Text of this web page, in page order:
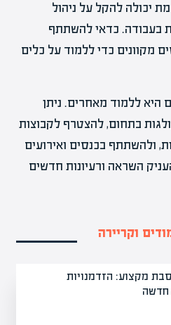
יכולה להקל על ניהול
בעבודה. כדאי להשתתף
מקוונים כדי ללמוד על כלים
היא ללמוד מאחרים. ניתן
בתחום, להצטרף לקבוצות
ולהשתתף בכנסים ואירועים
השראה ורעיונות חדשים
וקריירה
מקצוע: הזדמנויות
חדשה